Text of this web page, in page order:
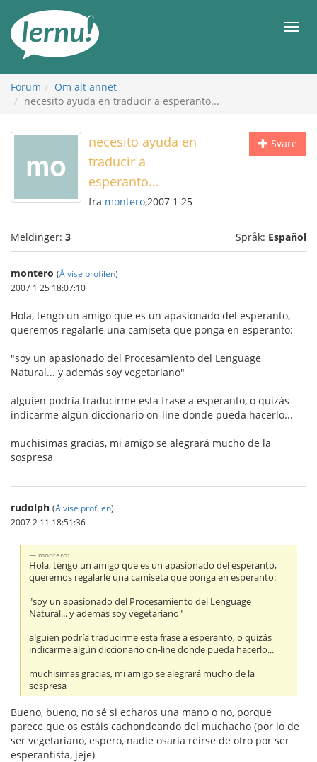
innholdet
Meny
Forum
Om alt annet
necesito ayuda en traducir a esperanto...
Svare
necesito ayuda en
traducir a
esperanto...
fra montero,2007 1 25
Meldinger: 3 Språk: Español
montero (Å vise profilen)
2007 1 25 18:07:10
Hola, tengo un amigo que es un apasionado del esperanto,
queremos regalarle una camiseta que ponga en esperanto:
"soy un apasionado del Procesamiento del Lenguage
Natural... y además soy vegetariano"
alguien podría traducirme esta frase a esperanto, o quizás
indicarme algún diccionario on-line donde pueda hacerlo...
muchisimas gracias, mi amigo se alegrará mucho de la
sospresa
rudolph (Å vise profilen)
2007 2 11 18:51:36
montero:
Hola, tengo un amigo que es un apasionado del esperanto,
queremos regalarle una camiseta que ponga en esperanto:
"soy un apasionado del Procesamiento del Lenguage
Natural... y además soy vegetariano"
alguien podría traducirme esta frase a esperanto, o quizás
indicarme algún diccionario on-line donde pueda hacerlo...
muchisimas gracias, mi amigo se alegrará mucho de la
sospresa
Bueno, bueno, no sé si echaros una mano o no, porque
parece que os estáis cachondeando del muchacho (por lo de
ser vegetariano, espero, nadie osaría reirse de otro por ser
esperantista, jeje)